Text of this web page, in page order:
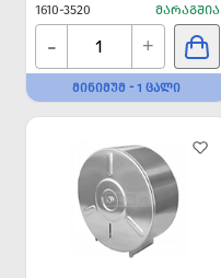
1610-3520 ᲛᲐᲠᲐᲒᲨᲘᲐ
- +
ᲛᲘᲜᲘᲛᲣᲛ - 1 ᲪᲐᲚᲘ